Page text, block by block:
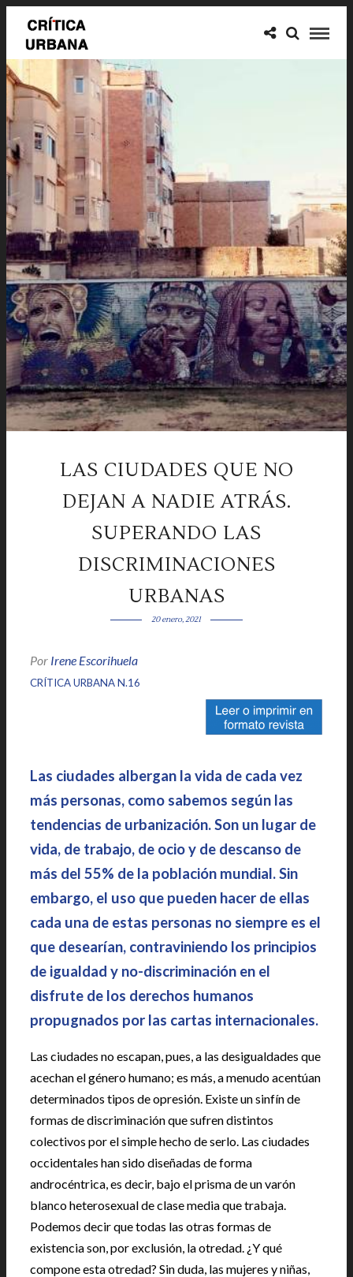
LAS CIUDADES QUE NO
DEJAN A NADIE ATRÁS.
SUPERANDO LAS
DISCRIMINACIONES
URBANAS
20 enero, 2021
Por Irene Escorihuela
CRÍTICA URBANA N.16
Las ciudades albergan la vida de cada vez
más personas, como sabemos según las
tendencias de urbanización. Son un lugar de
vida, de trabajo, de ocio y de descanso de
más del 55% de la población mundial. Sin
embargo, el uso que pueden hacer de ellas
cada una de estas personas no siempre es el
que desearían, contraviniendo los principios
de igualdad y no-discriminación en el
disfrute de los derechos humanos
propugnados por las cartas internacionales.
Las ciudades no escapan, pues, a las desigualdades que
acechan el género humano; es más, a menudo acentúan
determinados tipos de opresión. Existe un sinfín de
formas de discriminación que sufren distintos
colectivos por el simple hecho de serlo. Las ciudades
occidentales han sido diseñadas de forma
androcéntrica, es decir, bajo el prisma de un varón
blanco heterosexual de clase media que trabaja.
Podemos decir que todas las otras formas de
existencia son, por exclusión, la otredad. ¿Y qué
compone esta otredad? Sin duda, las mujeres y niñas,